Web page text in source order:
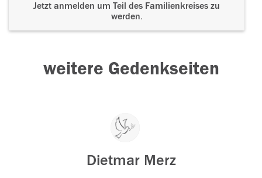
Jetzt anmelden um Teil des Familienkreises zu
werden.
weitere Gedenkseiten
Dietmar Merz